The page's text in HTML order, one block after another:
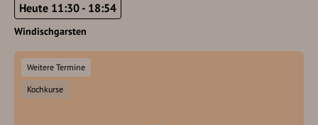
Heute 11:30 - 18:54
Windischgarsten
Weitere Termine
Kochkurse